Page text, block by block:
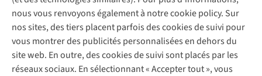
nous vous renvoyons également à notre cookie policy. Sur
nos sites, des tiers placent parfois des cookies de suivi pour
vous montrer des publicités personnalisées en dehors du
site web. En outre, des cookies de suivi sont placés par les
réseaux sociaux. En sélectionnant « Accepter tout », vous
Entretien de chaussures
Réparation de chaussures
Réparation de vêtements
Retouches
Pour les entreprises
Expertise & conseils
Abonnez-vous à la newsletter
Suivez-nous